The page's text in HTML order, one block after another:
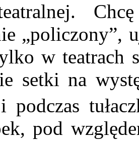
„policzony”,
w teatrach
setki na
podczas
pod